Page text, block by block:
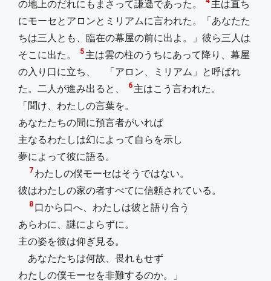
の地上のだれにもまさって謙遜であった。
主は直ち
にモーセとアロンとミリアムに言われた。「あなたた
ちは三人とも、臨在の幕屋の前に出よ。」彼ら三人は
そこに出た。
5 主は雲の柱のうちにあって降り、幕屋
の入り口に立ち、 「アロン、ミリアム」と呼ばれ
た。二人が進み出ると、
6 主はこう言われた。
「聞け、わたしの言葉を。
あなたたちの間に預言者がいれば
主なるわたしは幻によって自らを示し
夢によって彼に語る。
7 わたしの僕モーセはそうではない。
彼はわたしの家の者すべてに信頼されている。
8 口から口へ、わたしは彼と語り合う
あらわに、謎によらずに。
主の姿を彼は仰ぎ見る。
あなたたちは何故、畏れもせず
わたしの僕モーセを非難するのか。」